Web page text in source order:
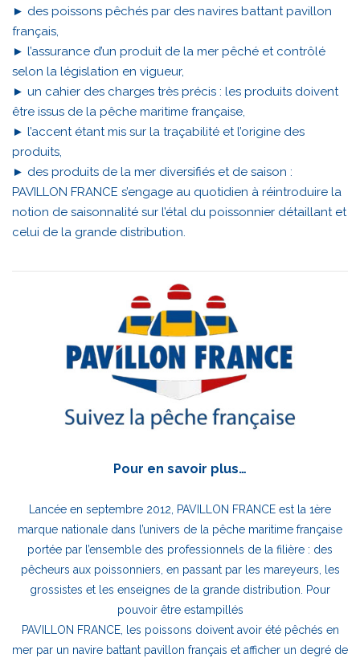
► des poissons pêchés par des navires battant pavillon
français,
► l’assurance d’un produit de la mer pêché et contrôlé
selon la législation en vigueur,
► un cahier des charges très précis : les produits doivent
être issus de la pêche maritime française,
► l’accent étant mis sur la traçabilité et l’origine des
produits,
► des produits de la mer diversifiés et de saison :
PAVILLON FRANCE s’engage au quotidien à réintroduire la
notion de saisonnalité sur l’étal du poissonnier détaillant et
celui de la grande distribution.
Pour en savoir plus…
Lancée en septembre 2012, PAVILLON FRANCE est la 1ère
marque nationale dans l’univers de la pêche maritime française
portée par l’ensemble des professionnels de la filière : des
pêcheurs aux poissonniers, en passant par les mareyeurs, les
grossistes et les enseignes de la grande distribution. Pour
pouvoir être estampillés
PAVILLON FRANCE, les poissons doivent avoir été pêchés en
mer par un navire battant pavillon français et afficher un degré de